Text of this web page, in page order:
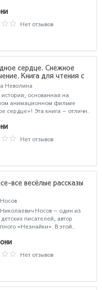
Нет отзывов
сердце. Снежное
Книга для чтения с
картинками
Неволина
основанная на
анимационном фильме
сердце»! Эта книга — отличн..
Нет отзывов
все весёлые рассказы
Носов — один из
писателей, автор
«Незнайки». В этой..
Нет отзывов